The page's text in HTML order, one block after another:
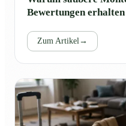
Bewertungen erhalten
Zum Artikel→